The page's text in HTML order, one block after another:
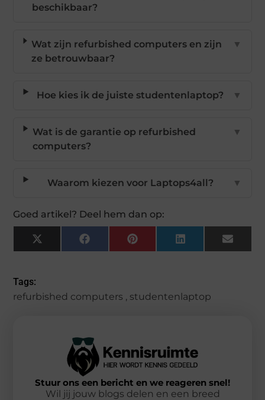
beschikbaar?
Wat zijn refurbished computers en zijn
ze betrouwbaar?
▼
Hoe kies ik de juiste studentenlaptop? ▼
Wat is de garantie op refurbished
computers?
▼
Waarom kiezen voor Laptops4all? ▼
Goed artikel? Deel hem dan op:
X
(Twitter)
FacebookPinterestLinkedIn Email
Tags:
refurbished computers , studentenlaptop
Stuur ons een bericht en we reageren snel!
Wil jij jouw blogs delen en een breed